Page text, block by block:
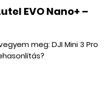
EVO Nano+ –
meg: DJI Mini 3 Pro